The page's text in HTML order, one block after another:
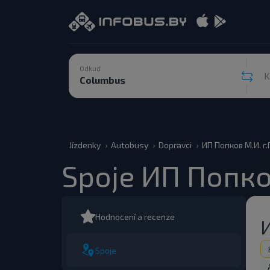
Odkud
Jízdenky Autobusy Dopravci ИП Попков М.И.
Spoje ИП
Hodnocení a recenze
Spoje